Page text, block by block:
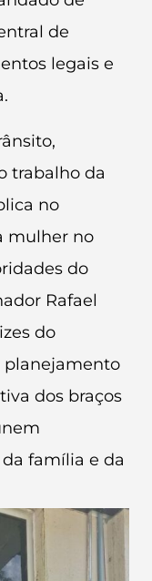
de
legais e
trabalho da
no
mulher no
do
Rafael
do
planejamento
dos braços
família e da